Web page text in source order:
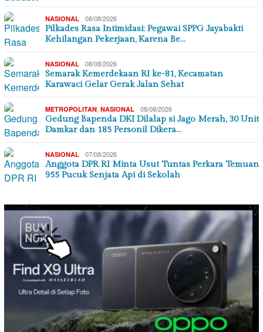
NASIONAL 08/08/2026
Pilkades Rasa Intimidasi: Pegawai SPPG Jayabakti
Kehilangan Pekerjaan, Karena Be…
NASIONAL 08/08/2026
Semarak Kemerdekaan RI ke-81, Kecamatan
Karawaci Gelar Gerak Jalan Sehat
METROPOLITAN, NASIONAL 08/08/2026
Gedung Bapenda DKI Dilalap si Jago Merah, 30 Unit
Damkar dan 185 Personil Dikera…
NASIONAL 07/08/2026
Anggota DPR RI Minta Usut Tuntas Perkara Temuan
955 Pucuk Senjata Api di Sekolah